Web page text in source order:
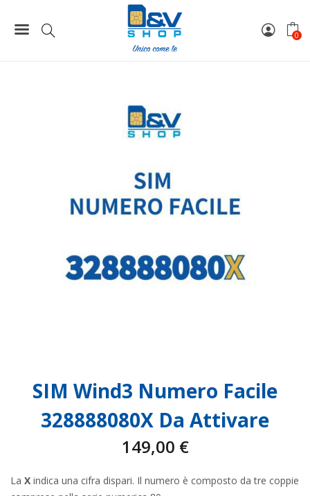
0
SIM Wind3 Numero Facile 328888080X Da Attivare
SIM Wind3 Numero Facile
328888080X Da Attivare
149,00 €
La X indica una cifra dispari. Il numero è composto da tre coppie